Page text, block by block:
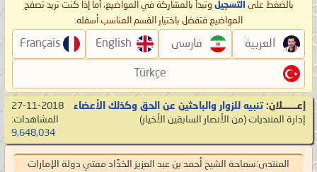
بالضغط على التسجيل وتبدأ بالمشاركة في المواضيع، أما إذا كنت تريد تصفح
المواضيع فتفضل باختيار القسم المناسب أسفله.
العربية فارسی English
Français
Türkçe
إعـــــــلان: تنبيه للزوار والباحثين عن الحق وكذلك الأعضاء
إدارة المنتديات ‏(من الأنصار السابقين الأخيار)
27-11-2018
المشاهدات:
9,648,034
المنتدى:سماحة الشيخ أحمد بن عبد العزيز الحَدَّاد مفتي دولة الإمارات